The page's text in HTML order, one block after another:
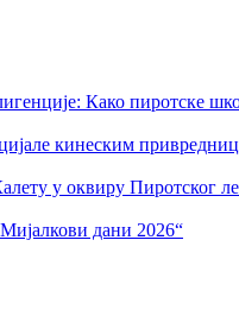
Како пиротске
кинеским
у оквиру Пиротског
дани 2026“